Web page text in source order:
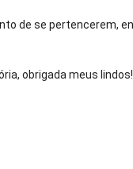
de se pertencerem,
obrigada meus lindos!